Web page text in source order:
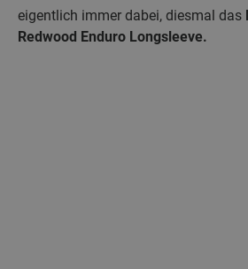
eigentlich immer dabei, diesmal das
Redwood Enduro Longsleeve.